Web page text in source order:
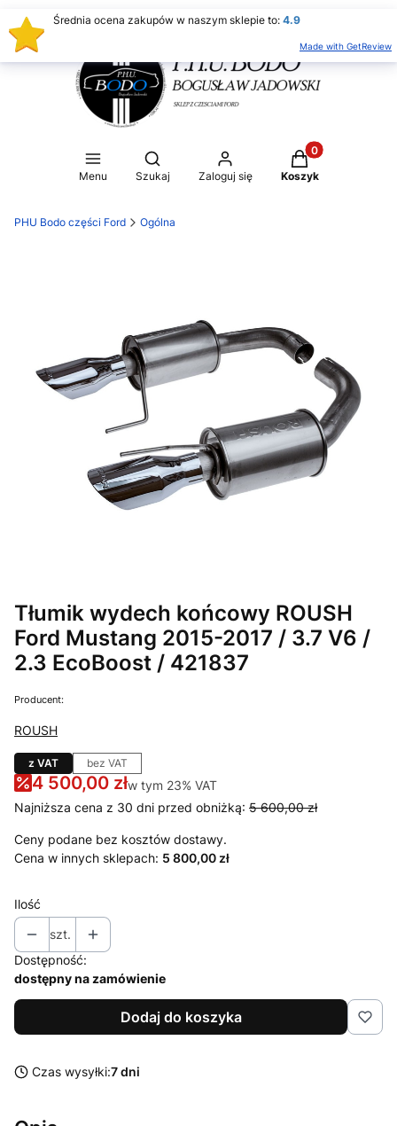
Menu
Otwórz wyszukiwarkę
Szukaj Zaloguj się
Produkty w
Koszyk
PHU Bodo części Ford Ogólna
Tłumik wydech końcowy ROUSH
Ford Mustang 2015-2017 / 3.7 V6 /
2.3 EcoBoost / 421837
Producent:
ROUSH
z VAT bez VAT
4 500,00 złw tym 23% VAT
w tym 23% VAT
Najniższa cena z 30 dni przed obniżką: 5 600,00 zł
Ceny podane bez kosztów dostawy.
Cena w innych sklepach: 5 800,00 zł
Ilość
szt.
Dostępność:
dostępny na zamówienie
Dodaj do koszyka
Czas wysyłki:7 dni
Średnia ocena zakupów w naszym sklepie to: 4.9
Made with GetReview